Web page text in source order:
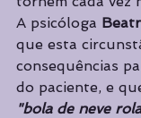
A psicóloga
que esta
consequências
do paciente, e
"bola de neve